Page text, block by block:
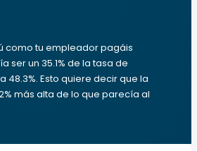
como tu empleador pagáis
ser un 35.1% de la tasa de
48.3%. Esto quiere decir que la
más alta de lo que parecía al